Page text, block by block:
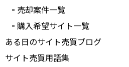
売却案件一覧
購入希望サイト一覧
ある日のサイト売買ブログ
サイト売買用語集